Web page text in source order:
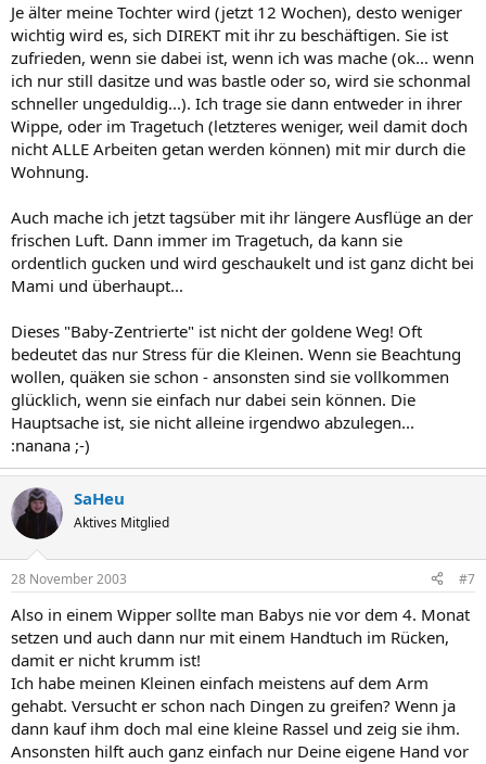
Je älter meine Tochter wird (jetzt 12 Wochen), desto weniger
wichtig wird es, sich DIREKT mit ihr zu beschäftigen. Sie ist
zufrieden, wenn sie dabei ist, wenn ich was mache (ok... wenn
ich nur still dasitze und was bastle oder so, wird sie schonmal
schneller ungeduldig...). Ich trage sie dann entweder in ihrer
Wippe, oder im Tragetuch (letzteres weniger, weil damit doch
nicht ALLE Arbeiten getan werden können) mit mir durch die
Wohnung.
Auch mache ich jetzt tagsüber mit ihr längere Ausflüge an der
frischen Luft. Dann immer im Tragetuch, da kann sie
ordentlich gucken und wird geschaukelt und ist ganz dicht bei
Mami und überhaupt...
Dieses "Baby-Zentrierte" ist nicht der goldene Weg! Oft
bedeutet das nur Stress für die Kleinen. Wenn sie Beachtung
wollen, quäken sie schon - ansonsten sind sie vollkommen
glücklich, wenn sie einfach nur dabei sein können. Die
Hauptsache ist, sie nicht alleine irgendwo abzulegen...
:nanana ;-)
SaHeu
Aktives Mitglied
28 November 2003 #7
Also in einem Wipper sollte man Babys nie vor dem 4. Monat
setzen und auch dann nur mit einem Handtuch im Rücken,
damit er nicht krumm ist!
Ich habe meinen Kleinen einfach meistens auf dem Arm
gehabt. Versucht er schon nach Dingen zu greifen? Wenn ja
dann kauf ihm doch mal eine kleine Rassel und zeig sie ihm.
Ansonsten hilft auch ganz einfach nur Deine eigene Hand vor